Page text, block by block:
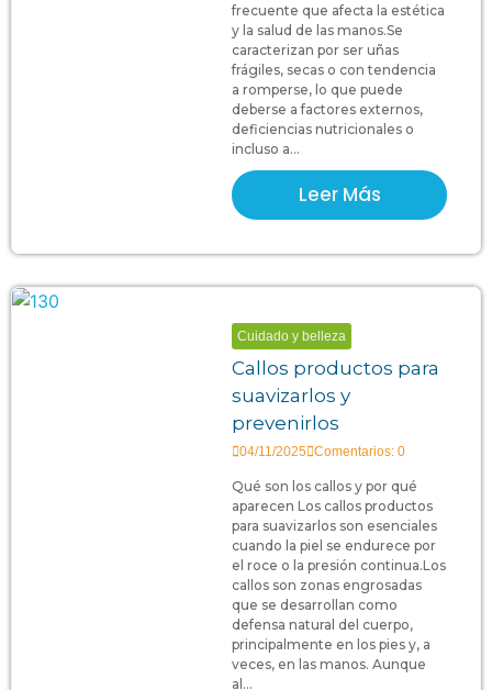
frecuente que afecta la estética
y la salud de las manos.Se
caracterizan por ser uñas
frágiles, secas o con tendencia
a romperse, lo que puede
deberse a factores externos,
deficiencias nutricionales o
incluso a...
Leer Más
Cuidado y belleza
Callos productos para
suavizarlos y
prevenirlos
04/11/2025 Comentarios: 0
Qué son los callos y por qué
aparecen Los callos productos
para suavizarlos son esenciales
cuando la piel se endurece por
el roce o la presión continua.Los
callos son zonas engrosadas
que se desarrollan como
defensa natural del cuerpo,
principalmente en los pies y, a
veces, en las manos. Aunque
al...